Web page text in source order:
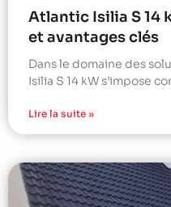
Atlantic Isilia S 14
et avantages clés
Dans le domaine des
Isilia S 14 kW s’impose
Lire la suite »